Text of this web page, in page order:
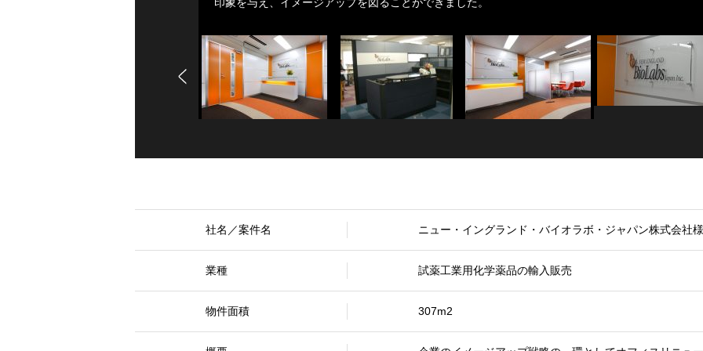
社名／案件名 ニュー・イングランド・バイオラボ・ジャパン株式会社様
業種 試薬工業用化学薬品の輸入販売
物件面積 307m2